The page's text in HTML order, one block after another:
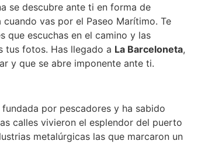
se descubre ante ti en forma de
vas por el Paseo Marítimo. Te
que escuchas en el camino y las
tus fotos. Has llegado a La Barceloneta,
y que se abre imponente ante ti.
por pescadores y ha sabido
calles vivieron el esplendor del puerto
metalúrgicas las que marcaron un